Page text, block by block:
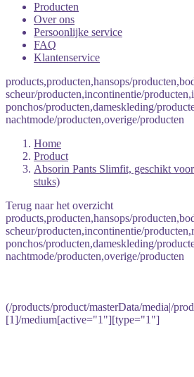
Producten
Over ons
Persoonlijke service
FAQ
Klantenservice
products,producten,hansops/
scheur/producten,incontinentie/
ponchos/producten,dameskleding/
nachtmode/producten,overige/producten
Home
Product
Absorin Pants Slimfit, geschikt
stuks)
Terug naar het overzicht
products,producten,hansops/
scheur/producten,incontinentie/
ponchos/producten,dameskleding/
nachtmode/producten,overige/producten
(/products/product/masterData/media|/
[1]/medium[active="1"][type="1"]